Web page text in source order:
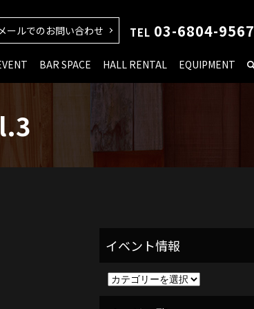
BAR SPACE HALL RENTAL EQUIPMENT
ールでのお問い合わせ TEL 03-6804-9567
イ